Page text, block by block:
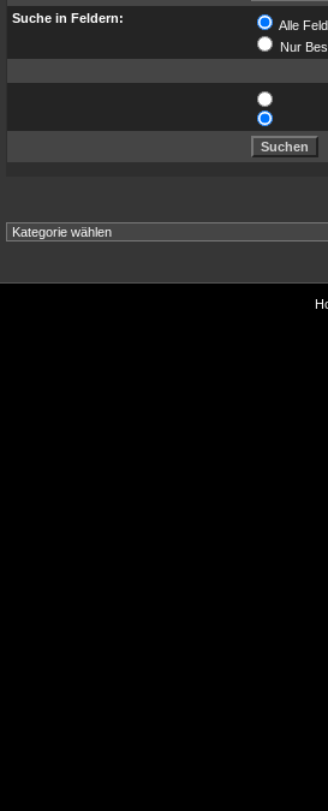
Suche in Feldern:
Alle
Nur